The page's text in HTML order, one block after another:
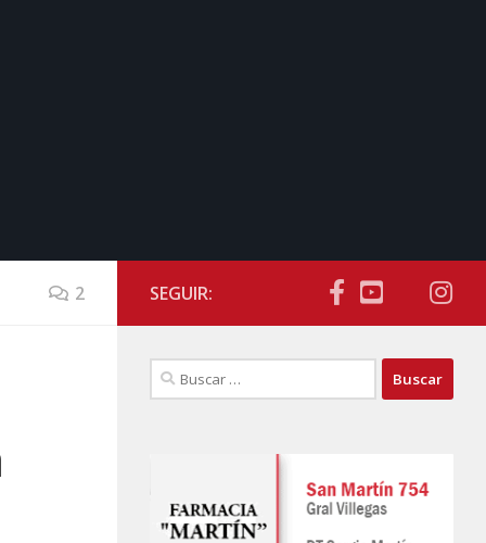
2 SEGUIR:
Buscar: